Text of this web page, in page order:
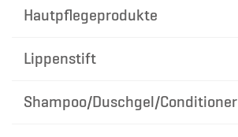
Hautpflegeprodukte
Lippenstift
Shampoo/Duschgel/Conditioner